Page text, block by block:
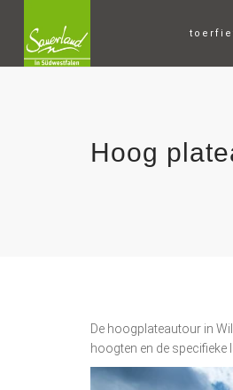
Hoog
De hoogplateautour in
hoogten en de